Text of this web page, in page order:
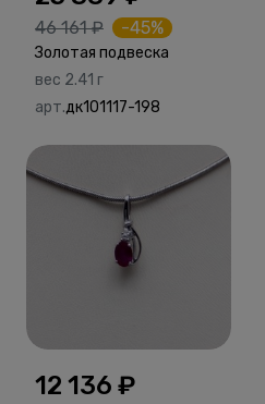
46 161 ₽ -45%
Золотая подвеска
вес 2.41 г
арт.дк101117-198
12 136 ₽